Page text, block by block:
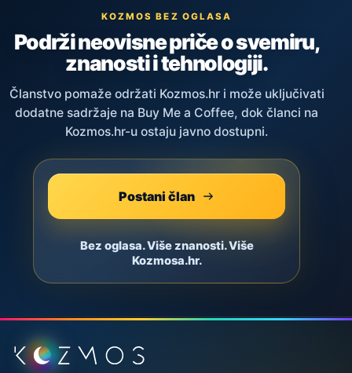
KOZMOS BEZ OGLASA
Podrži neovisne priče o svemiru,
znanosti i tehnologiji.
Članstvo pomaže održati Kozmos.hr i može uključivati
dodatne sadržaje na Buy Me a Coffee, dok članci na
Kozmos.hr-u ostaju javno dostupni.
Postani član
Bez oglasa. Više znanosti. Više
Kozmosa.hr.
Podnožje stranice